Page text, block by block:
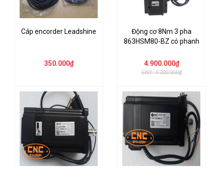
Cáp encorder Leadshine
350.000₫
Động cơ 8Nm 3 pha
863HSM80-BZ có phanh
4.900.000₫
GNY: 4.200.000₫